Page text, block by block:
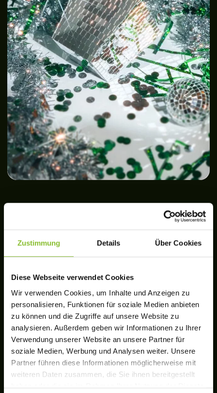
Zustimmung Details Über Cookies
Diese Webseite verwendet Cookies
Wir verwenden Cookies, um Inhalte und Anzeigen zu
personalisieren, Funktionen für soziale Medien anbieten
zu können und die Zugriffe auf unsere Website zu
analysieren. Außerdem geben wir Informationen zu Ihrer
Verwendung unserer Website an unsere Partner für
soziale Medien, Werbung und Analysen weiter. Unsere
Partner führen diese Informationen möglicherweise mit
weiteren Daten zusammen, die Sie ihnen bereitgestellt
haben oder die sie im Rahmen Ihrer Nutzung der Dienste